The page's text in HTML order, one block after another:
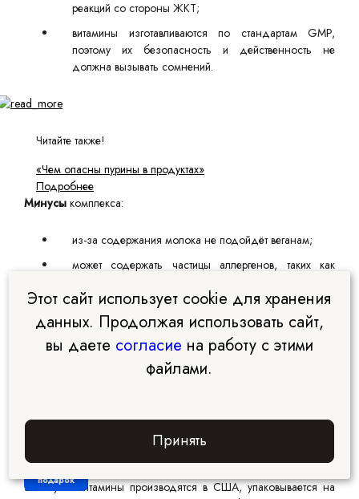
подарок
реакций со стороны ЖКТ;
витамины изготавливаются по стандартам GMP,
поэтому их безопасность и действенность не
должна вызывать сомнений.
Читайте также!
«Чем опасны пурины в продуктах»
Подробнее
Минусы комплекса:
из-за содержания молока не подойдёт веганам;
может содержать частицы аллергенов, таких как
иметь это в виду;
не рекомендован к приёму лицам, не достигшим 18
лет;
производителем указано, что БАД включает
Какие конкретно это ингредиенты, не уточняется.
Vitrum Plus
Эти мультивитамины производятся в США, упаковывается на
Этот сайт использует cookie для хранения
данных. Продолжая использовать сайт,
вы даете согласие на работу с этими
файлами.
Принять